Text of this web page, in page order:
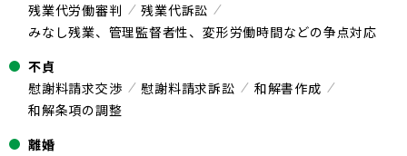
残業代労働審判
残業代訴訟
みなし残業、管理監督者性、変形労働時間などの争点対応
不貞
慰謝料請求交渉
慰謝料請求訴訟
和解書作成
和解条項の調整
離婚